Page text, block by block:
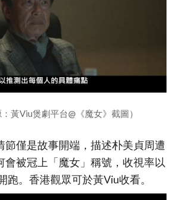
黃Viu煲劇平台@《魔女》截圖）
節僅是故事開端，描述朴美貞周遭
會被冠上「魔女」稱號，收視率以
跑。香港觀眾可於黃Viu收看。